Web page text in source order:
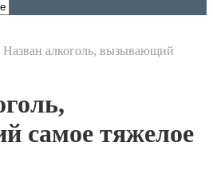
Назван алкоголь, вызывающий
самое тяжелое